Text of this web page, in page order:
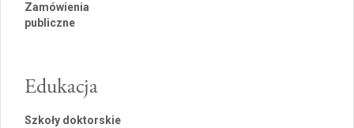
Zamówienia
publiczne
Edukacja
Szkoły doktorskie